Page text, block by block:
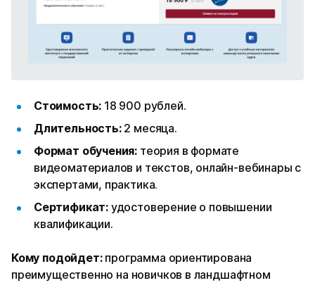
Стоимость: 18 900 рублей.
Длительность: 2 месяца.
Формат обучения: теория в формате
видеоматериалов и текстов, онлайн-вебинары с
экспертами, практика.
Сертификат: удостоверение о повышении
квалификации.
Кому подойдет: программа ориентирована
преимущественно на новичков в ландшафтном